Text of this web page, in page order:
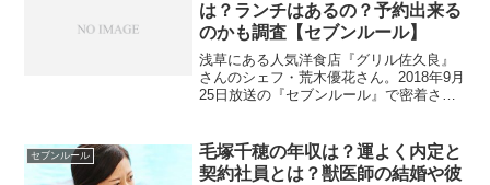
は？ランチはあるの？予約出来る
のかも調査【セブンルール】
浅草にある人気洋食店『グリル佐久良』
さんのシェフ・荒木優花さん。2018年9月
25日放送の『セブンルール』で密着され
です。ランチメニューはあるのでしょう
か？予約できるのかも調べます。
セブンルール
毛塚千穂の年収は？運よく内定と
契約社員とは？獣医師の結婚や彼